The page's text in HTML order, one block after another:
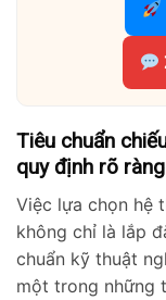
Tiêu chuẩn
quy định rõ ràng
Việc lựa chọn hệ
không chỉ là lắp
chuẩn kỹ thuật
một trong những